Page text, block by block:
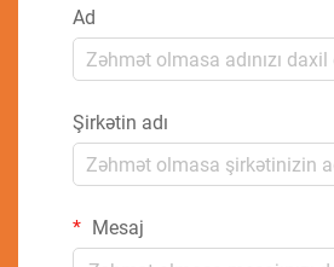
Ad
Şirkətin adı
Mesaj